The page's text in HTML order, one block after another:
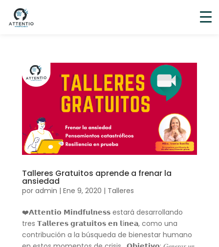
Talleres Gratuitos aprende a frenar la
ansiedad
por admin | Ene 9, 2020 | Talleres
❤️𝗔𝘁𝘁𝗲𝗻𝘁𝗶𝗼 𝗠𝗶𝗻𝗱𝗳𝘂𝗹𝗻𝗲𝘀𝘀 estará desarrollando
tres 𝗧𝗮𝗹𝗹𝗲𝗿𝗲𝘀 𝗴𝗿𝗮𝘁𝘂𝗶𝘁𝗼𝘀 𝗲𝗻 𝗹í𝗻𝗲𝗮, como una
contribución a la búsqueda de bienestar humano